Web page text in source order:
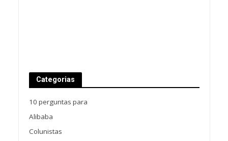
Categorias
10 perguntas para
Alibaba
Colunistas